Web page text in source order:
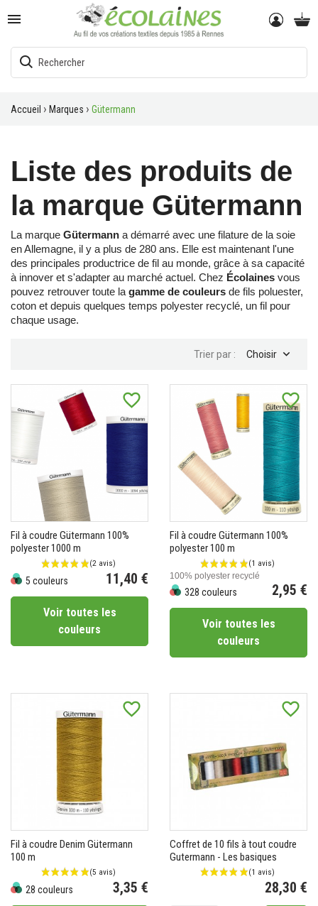

Accueil Marques Gütermann
Liste des produits de
la marque Gütermann
La marque Gütermann a démarré avec une filature de la soie
en Allemagne, il y a plus de 280 ans. Elle est maintenant l'une
des principales productrice de fil au monde, grâce à sa capacité
à innover et s'adapter au marché actuel. Chez Écolaines vous
pouvez retrouver toute la gamme de couleurs de fils poluester,
coton et depuis quelques temps polyester recyclé, un fil pour
chaque usage.
Trier par : Choisir 
favorite_border
Fil à coudre Gütermann 100%
polyester 1000 m
5 couleurs 11,40 €
Voir toutes les
couleurs
favorite_border
Fil à coudre Gütermann 100%
polyester 100 m
100% polyester recyclé
328 couleurs 2,95 €
Voir toutes les
couleurs
favorite_border
Fil à coudre Denim Gütermann
100 m
28 couleurs 3,35 €
favorite_border
Coffret de 10 fils à tout coudre
Gutermann - Les basiques
28,30 €